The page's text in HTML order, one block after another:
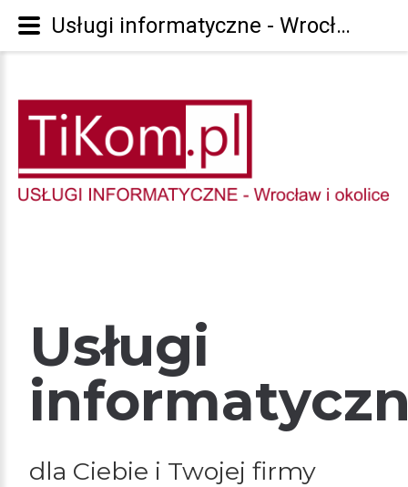
Usługi
dla Ciebie i Twojej firmy
Usługi informatyczne - Wrocław i okolice - TiKom.pl - Home